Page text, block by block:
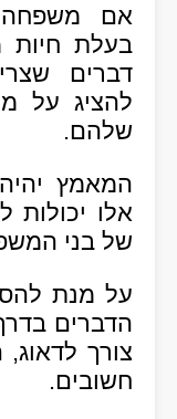
אם משפחה
בעלת חיות
דברים
להציג על
שלהם.
המאמץ
אלו יכולות
של בני
על מנת
הדברים
צורך
חשובים.